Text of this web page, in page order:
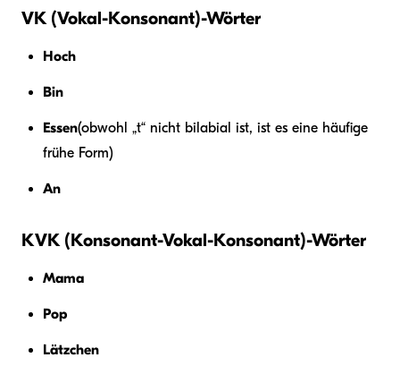
VK (Vokal-Konsonant)-Wörter
Hoch
Bin
Essen(obwohl „t“ nicht bilabial ist, ist es eine häufige
frühe Form)
An
KVK (Konsonant-Vokal-Konsonant)-Wörter
Mama
Pop
Lätzchen